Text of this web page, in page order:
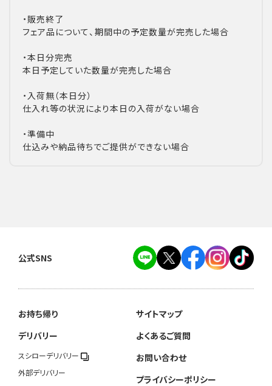
・販売終了
フェア品について、期間中の予定数量が完売した場合
・本日分完売
本日予定していた数量が完売した場合
・入荷無（本日分）
仕入れ等の状況により本日の入荷がない場合
・準備中
仕込みや納品待ちでご提供ができない場合
公式SNS
お持ち帰り
デリバリー
スシローデリバリー
外部デリバリー
サイトマップ
よくあるご質問
お問い合わせ
プライバシーポリシー